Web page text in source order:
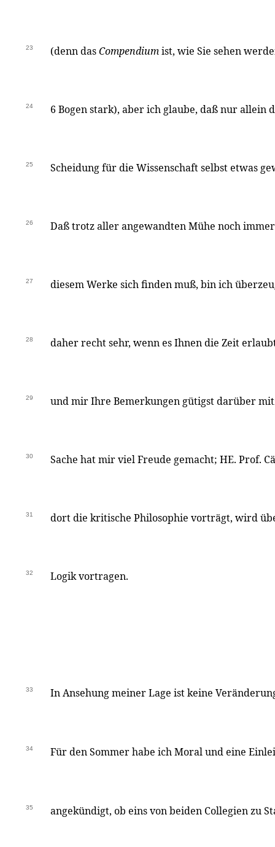
23 (denn dasCompendiumist, wie Sie sehen
24 6 Bogen stark), aber ich glaube, daß nur allein
25 Scheidung für die Wissenschaft selbst etwas
26 Daß trotz aller angewandten Mühe noch
27 diesem Werke sich finden muß, bin ich
28 daher recht sehr, wenn es Ihnen die Zeit
29 und mir Ihre Bemerkungen gütigst darüber
30 Sache hat mir viel Freude gemacht; HE. Prof.
31 dort die kritische Philosophie vorträgt, wird
32 Logik vortragen.
33 In Ansehung meiner Lage ist keine
34 Für den Sommer habe ich Moral und eine
35 angekündigt, ob eins von beiden Collegien zu